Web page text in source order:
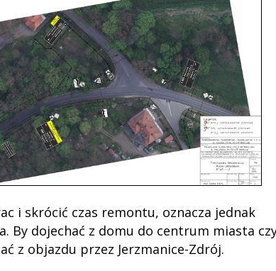
i skrócić czas remontu, oznacza jednak
By dojechać z domu do centrum miasta
z objazdu przez Jerzmanice-Zdrój.